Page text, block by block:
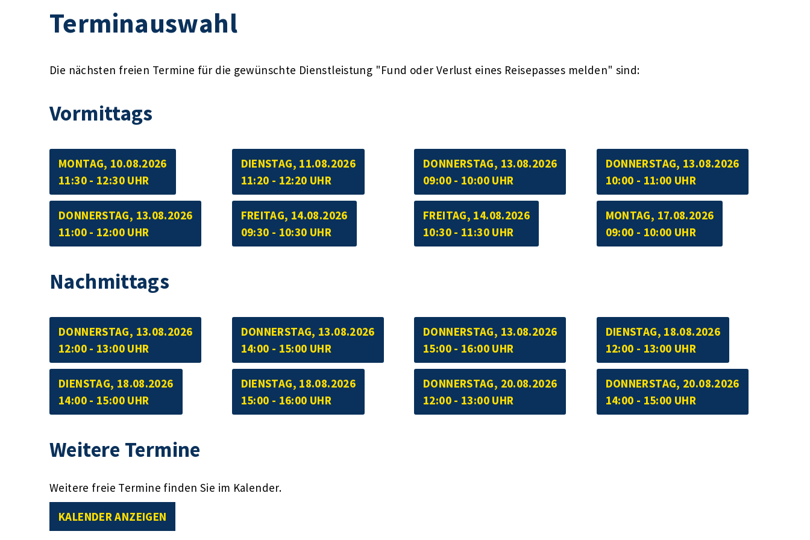
Terminauswahl
Die nächsten freien Termine für die gewünschte Dienstleistung "Fund oder Verlust eines Reisepasses melden" sind:
Vormittags
MONTAG, 10.08.2026
11:30 - 12:30 UHR
DIENSTAG, 11.08.2026
11:20 - 12:20 UHR
DONNERSTAG, 13.08.2026
09:00 - 10:00 UHR
DONNERSTAG, 13.08.2026
10:00 - 11:00 UHR
DONNERSTAG, 13.08.2026
11:00 - 12:00 UHR
FREITAG, 14.08.2026
09:30 - 10:30 UHR
FREITAG, 14.08.2026
10:30 - 11:30 UHR
MONTAG, 17.08.2026
09:00 - 10:00 UHR
Nachmittags
DONNERSTAG, 13.08.2026
12:00 - 13:00 UHR
DONNERSTAG, 13.08.2026
14:00 - 15:00 UHR
DONNERSTAG, 13.08.2026
15:00 - 16:00 UHR
DIENSTAG, 18.08.2026
12:00 - 13:00 UHR
DIENSTAG, 18.08.2026
14:00 - 15:00 UHR
DIENSTAG, 18.08.2026
15:00 - 16:00 UHR
DONNERSTAG, 20.08.2026
12:00 - 13:00 UHR
DONNERSTAG, 20.08.2026
14:00 - 15:00 UHR
Weitere Termine
Weitere freie Termine finden Sie im Kalender.
KALENDER ANZEIGEN